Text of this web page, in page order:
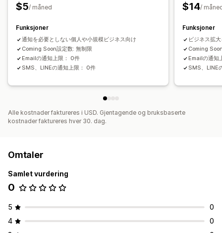
Kundeetterspørsel
$5/ måned
Funksjoner
通知を必要としない個人や小規模ビジネス向け
Coming Soon設定数: 無制限
Emailの通知上限： 0件
SMS、LINEの通知上限： 0件
$14/
Funksjoner
ビジネス拡
Coming
Emailの通知
SMS、LINE
Alle kostnader faktureres i USD. Gjentagende og bruksbaserte
kostnader faktureres hver 30. dag.
Omtaler
Samlet vurdering
0
5
0
4
0